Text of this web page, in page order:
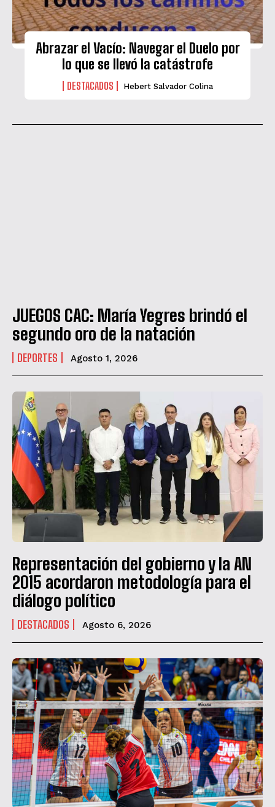
Abrazar el Vacío: Navegar el Duelo por
lo que se llevó la catástrofe
DESTACADOS Hebert Salvador Colina
JUEGOS CAC: María Yegres brindó el
segundo oro de la natación
DEPORTES Agosto 1, 2026
Representación del gobierno y la AN
2015 acordaron metodología para el
diálogo político
DESTACADOS Agosto 6, 2026